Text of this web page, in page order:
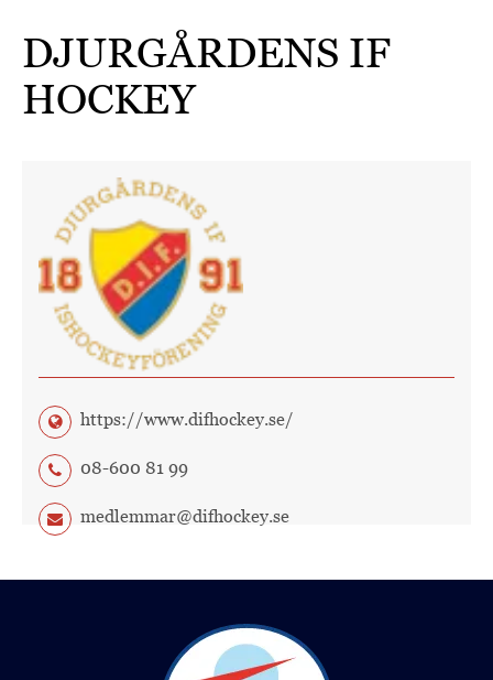
DJURGÅRDENS IF
HOCKEY
https://www.difhockey.se/
08-600 81 99
medlemmar@difhockey.se